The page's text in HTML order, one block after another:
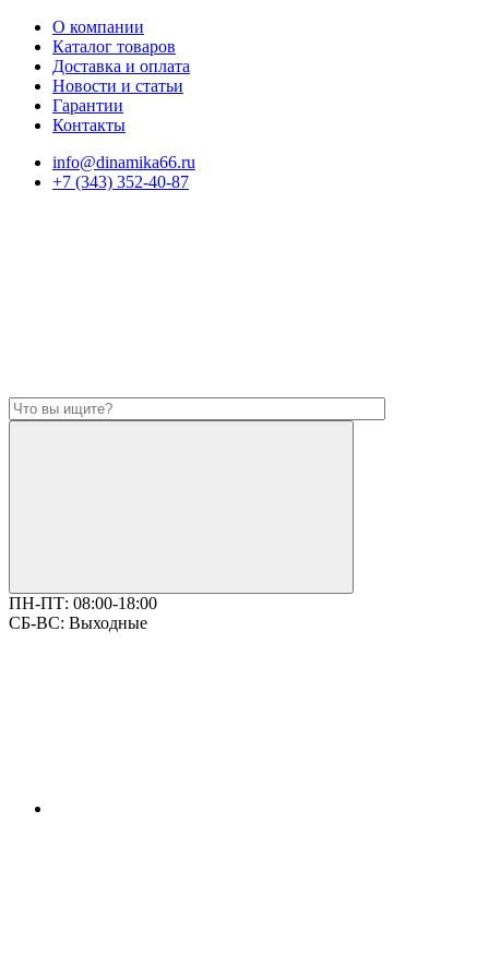
О компании
Каталог товаров
Доставка и оплата
Новости и статьи
Гарантии
Контакты
info@dinamika66.ru
+7 (343) 352-40-87
ПН-ПТ: 08:00-18:00
СБ-ВС: Выходные